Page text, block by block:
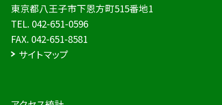
東京都八王子市下恩方町515番地1
TEL. 042-651-0596
FAX. 042-651-8581
サイトマップ